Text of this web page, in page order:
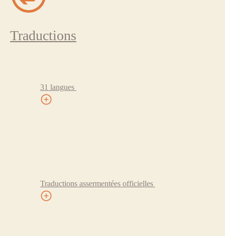
Traductions
31 langues
Traductions assermentées officielles